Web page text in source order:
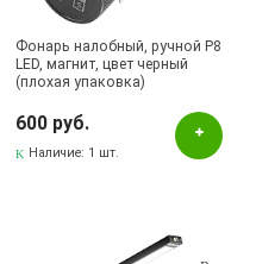
Фонарь налобный, ручной P8
LED, магнит, цвет черный
(плохая упаковка)
600 руб.
Наличие: 1 шт.